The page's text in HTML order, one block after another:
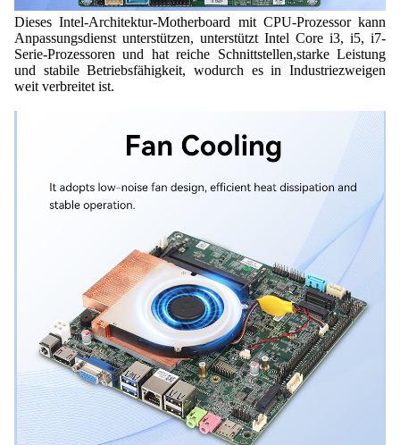
Dieses Intel-Architektur-Motherboard mit CPU-Prozessor kann
Anpassungsdienst unterstützen, unterstützt Intel Core i3, i5, i7-
Serie-Prozessoren und hat reiche Schnittstellen,starke Leistung
und stabile Betriebsfähigkeit, wodurch es in Industriezweigen
weit verbreitet ist.